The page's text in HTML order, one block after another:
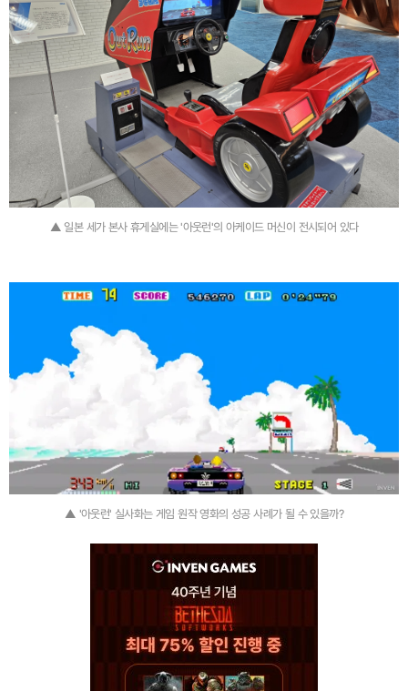
▲ 일본 세가 본사 휴게실에는 '아웃런'의 아케이드 머신이 전시되어 있다
▲ '아웃런' 실사화는 게임 원작 영화의 성공 사례가 될 수 있을까?